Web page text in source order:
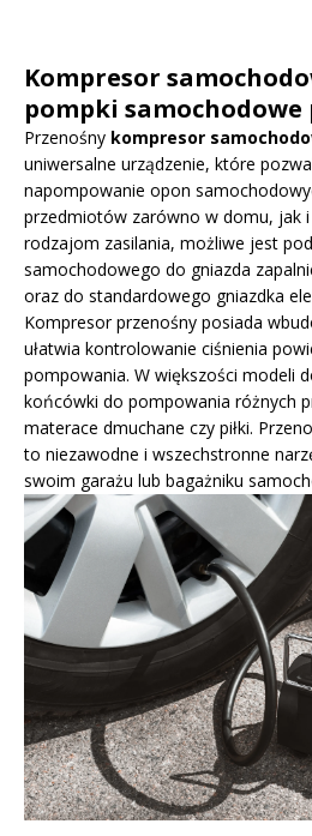
Kompresor
pompki samochodowe
Przenośny kompresor
uniwersalne urządzenie, które
napompowanie opon
przedmiotów zarówno w domu, jak
rodzajom zasilania, możliwe jest
samochodowego do gniazda
oraz do standardowego gniazdka
Kompresor przenośny posiada
ułatwia kontrolowanie ciśnienia
pompowania. W większości modeli
końcówki do pompowania różnych
materace dmuchane czy piłki.
to niezawodne i wszechstronne
swoim garażu lub bagażniku